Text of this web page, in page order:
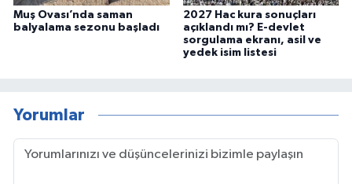
Muş Ovası’nda saman
balyalama sezonu başladı
2027 Hac kura sonuçları
açıklandı mı? E-devlet
sorgulama ekranı, asil ve
yedek isim listesi
Yorumlar